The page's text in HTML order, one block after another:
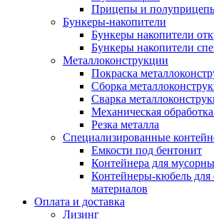
Прицепы и
Бункеры-накопители
Бункеры накопители
Бункеры накопители
Металлоконструкции
Покраска
Сборка
Сварка
Механическая
Резка металла
Специализированные
Емкости под бентонит
Контейнера для
Контейнеры-кюбель
материалов
Оплата и доставка
Лизинг